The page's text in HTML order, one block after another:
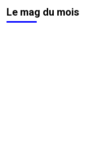
au
Le mag du mois